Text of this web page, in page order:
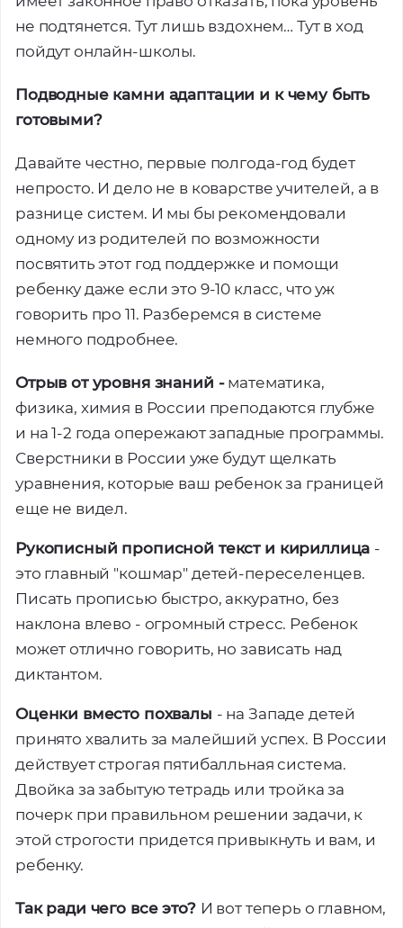
не подтянется. Тут лишь вздохнем… Тут в ход
пойдут онлайн-школы.
Подводные камни адаптации и к чему быть
готовыми?
Давайте честно, первые полгода-год будет
непросто. И дело не в коварстве учителей, а в
разнице систем. И мы бы рекомендовали
одному из родителей по возможности
посвятить этот год поддержке и помощи
ребенку даже если это 9-10 класс, что уж
говорить про 11. Разберемся в системе
немного подробнее.
Отрыв от уровня знаний -математика,
физика, химия в России преподаются глубже
и на 1-2 года опережают западные программы.
Сверстники в России уже будут щелкать
уравнения, которые ваш ребенок за границей
еще не видел.
Рукописный прописной текст и кириллица -
это главный "кошмар" детей-переселенцев.
Писать прописью быстро, аккуратно, без
наклона влево - огромный стресс. Ребенок
может отлично говорить, но зависать над
диктантом.
Оценки вместо похвалы - на Западе детей
принято хвалить за малейший успех. В России
действует строгая пятибалльная система.
Двойка за забытую тетрадь или тройка за
почерк при правильном решении задачи, к
этой строгости придется привыкнуть и вам, и
ребенку.
Так ради чего все это? И вот теперь о главном,